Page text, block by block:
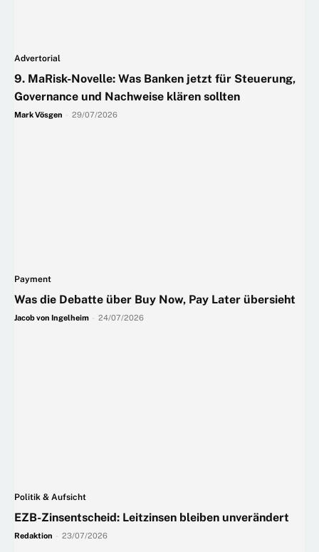
Advertorial
9. MaRisk-Novelle: Was Banken jetzt für Steuerung,
Governance und Nachweise klären sollten
Mark Vösgen 29/07/2026
Payment
Was die Debatte über Buy Now, Pay Later übersieht
Jacob von Ingelheim 24/07/2026
Politik & Aufsicht
EZB-Zinsentscheid: Leitzinsen bleiben unverändert
Redaktion 23/07/2026